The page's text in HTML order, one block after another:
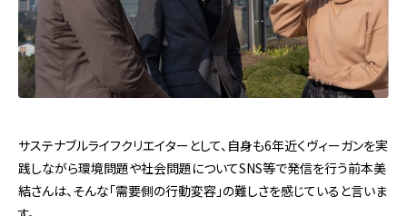
サステナブルライフクリエイターとして、自身も6年近くヴィーガンを実
践しながら環境問題や社会問題についてSNS等で発信を行う前本美
結さんは、そんな「需要側の行動変容」の難しさを感じていると言いま